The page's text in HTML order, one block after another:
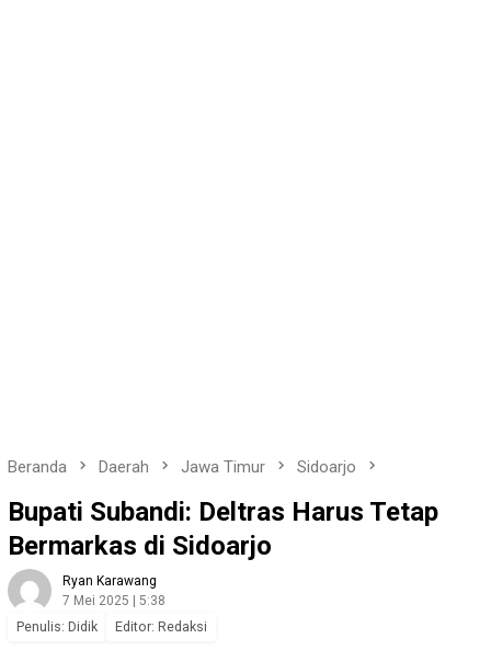
Beranda Daerah Jawa Timur Sidoarjo
Bupati Subandi: Deltras Harus Tetap
Bermarkas di Sidoarjo
Ryan Karawang
7 Mei 2025 | 5:38
Penulis: Didik Editor: Redaksi